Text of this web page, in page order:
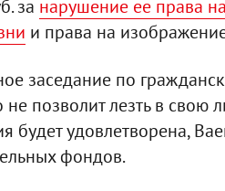
за нарушение ее права на
и права на
заседание по
позволит лезть в свою
будет удовлетворена,
фондов.